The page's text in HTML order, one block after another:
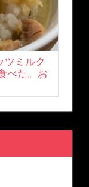
ツミルク
べた。お